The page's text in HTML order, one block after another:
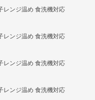
レンジ温め 食洗機対応
レンジ温め 食洗機対応
レンジ温め 食洗機対応
レンジ温め 食洗機対応